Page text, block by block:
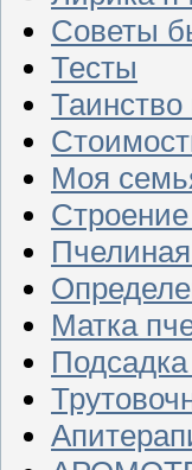
Советы
Тесты
Моя
Матка